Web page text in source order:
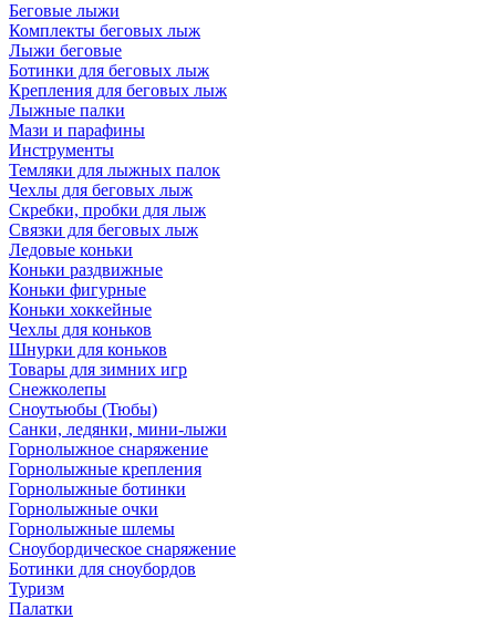
Беговые лыжи
Комплекты беговых лыж
Лыжи беговые
Ботинки для беговых лыж
Крепления для беговых лыж
Лыжные палки
Мази и парафины
Инструменты
Темляки для лыжных палок
Чехлы для беговых лыж
Скребки, пробки для лыж
Связки для беговых лыж
Ледовые коньки
Коньки раздвижные
Коньки фигурные
Коньки хоккейные
Чехлы для коньков
Шнурки для коньков
Товары для зимних игр
Снежколепы
Сноутьюбы (Тюбы)
Санки, ледянки, мини-лыжи
Горнолыжное снаряжение
Горнолыжные крепления
Горнолыжные ботинки
Горнолыжные очки
Горнолыжные шлемы
Сноубордическое снаряжение
Ботинки для сноубордов
Туризм
Палатки